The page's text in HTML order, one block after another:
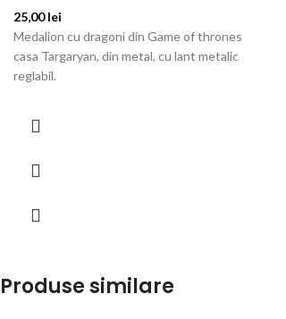
25,00lei
Medalion cu dragoni din Game of thrones
casa Targaryan, din metal, cu lant metalic
reglabil.
Produse similare